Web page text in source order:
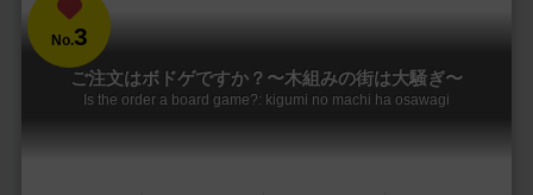
No.3
ご注文はボドゲですか？〜木組みの街は大騒ぎ〜
Is the order a board game?: kigumi no machi ha osawagi